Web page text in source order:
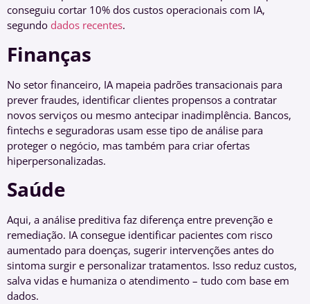
conseguiu cortar 10% dos custos operacionais com IA,
segundo dados recentes.
Finanças
No setor financeiro, IA mapeia padrões transacionais para
prever fraudes, identificar clientes propensos a contratar
novos serviços ou mesmo antecipar inadimplência. Bancos,
fintechs e seguradoras usam esse tipo de análise para
proteger o negócio, mas também para criar ofertas
hiperpersonalizadas.
Saúde
Aqui, a análise preditiva faz diferença entre prevenção e
remediação. IA consegue identificar pacientes com risco
aumentado para doenças, sugerir intervenções antes do
sintoma surgir e personalizar tratamentos. Isso reduz custos,
salva vidas e humaniza o atendimento – tudo com base em
dados.